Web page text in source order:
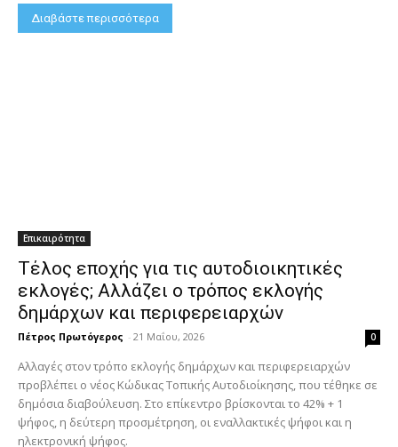
Διαβάστε περισσότερα
Επικαιρότητα
Τέλος εποχής για τις αυτοδιοικητικές
εκλογές; Αλλάζει ο τρόπος εκλογής
δημάρχων και περιφερειαρχών
Πέτρος Πρωτόγερος - 21 Μαΐου, 2026 0
Αλλαγές στον τρόπο εκλογής δημάρχων και περιφερειαρχών
προβλέπει ο νέος Κώδικας Τοπικής Αυτοδιοίκησης, που τέθηκε σε
δημόσια διαβούλευση. Στο επίκεντρο βρίσκονται το 42% + 1
ψήφος, η δεύτερη προσμέτρηση, οι εναλλακτικές ψήφοι και η
ηλεκτρονική ψήφος.